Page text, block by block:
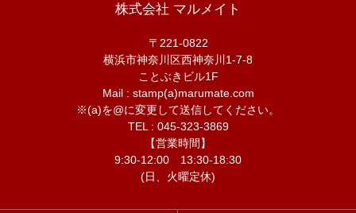
株式会社 マルメイト
〒221-0822
横浜市神奈川区西神奈川1-7-8
ことぶきビル1F
Mail : stamp(a)marumate.com
※(a)を@に変更して送信してください。
TEL : 045-323-3869
【営業時間】
9:30-12:00 13:30-18:30
(日、火曜定休)